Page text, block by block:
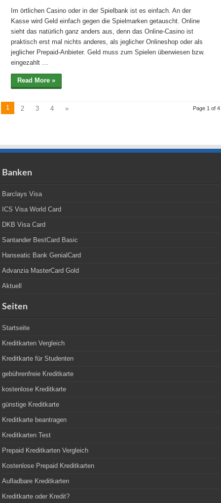
Im örtlichen Casino oder in der Spielbank ist es einfach. An der
Kasse wird Geld einfach gegen die Spielmarken getauscht. Online
sieht das natürlich ganz anders aus, denn das Online-Casino ist
praktisch erst mal nichts anderes, als jeglicher Onlineshop oder als
jeglicher Prepaid-Anbieter. Geld muss zum Spielen überwiesen bzw.
eingezahlt …
Read More »
Page 1 of 4
1 2 3 4 »
Banken
Barclays Visa
ICS Visa World Card
DKB Visa Card
Santander BestCard Basic
Hanseatic Bank GenialCard
Advanzia MasterCard Gold
Aktuell
Seiten
Startseite
Kreditkarten Vergleich
Kreditkarte für Studenten
gebührenfreie Kreditkarte
kostenlose Kreditkarte
günstige Kreditkarte
Kreditkarte beantragen
Kreditkarten Test
Prepaid Kreditkarten Vergleich
Kostenlose Prepaid Kreditkarten
Aufladbare Kreditkarten
Kreditkarte oder Kredit?